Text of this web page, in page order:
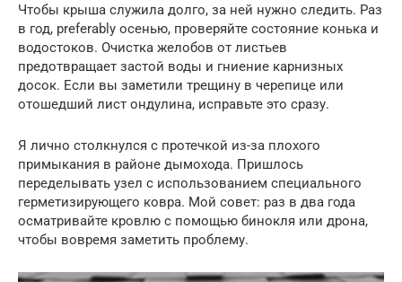
Чтобы крыша служила долго, за ней нужно следить. Раз
в год, preferably осенью, проверяйте состояние конька и
водостоков. Очистка желобов от листьев
предотвращает застой воды и гниение карнизных
досок. Если вы заметили трещину в черепице или
отошедший лист ондулина, исправьте это сразу.
Я лично столкнулся с протечкой из-за плохого
примыкания в районе дымохода. Пришлось
переделывать узел с использованием специального
герметизирующего ковра. Мой совет: раз в два года
осматривайте кровлю с помощью бинокля или дрона,
чтобы вовремя заметить проблему.